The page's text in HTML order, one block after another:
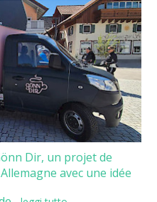
Dir, un projet de
avec une idée